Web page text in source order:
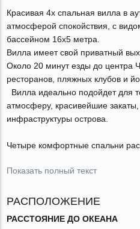
Красивая 4х спальная вилла в
атмосферой спокойствия, с
бассейном 16х5 метра.
Вилла имеет свой приватный
Около 20 минут езды до центра
ресторанов, пляжных клубов и
Вилла идеально подойдет для
атмосферу, красивейшие
инфраструктуры острова.
Четыре комфортные спальни
Показать полный текст
РАСПОЛОЖЕНИЕ
РАССТОЯНИЕ ДО ОКЕАНА